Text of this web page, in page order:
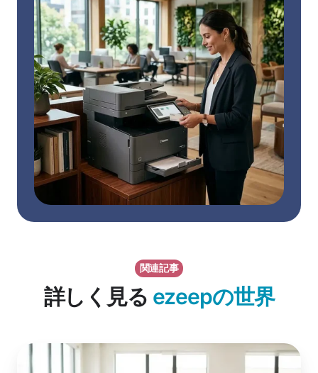
関連記事
詳しく見る ezeepの世界